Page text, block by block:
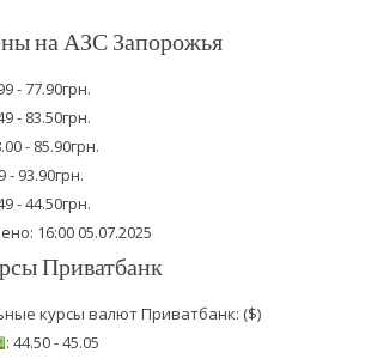
на АЗС Запорожья
- 77.90грн.
- 83.50грн.
- 85.90грн.
- 93.90грн.
- 44.50грн.
16:00 05.07.2025
Приватбанк
курсы валют Приватбанк: ($)
: 44.50 - 45.05